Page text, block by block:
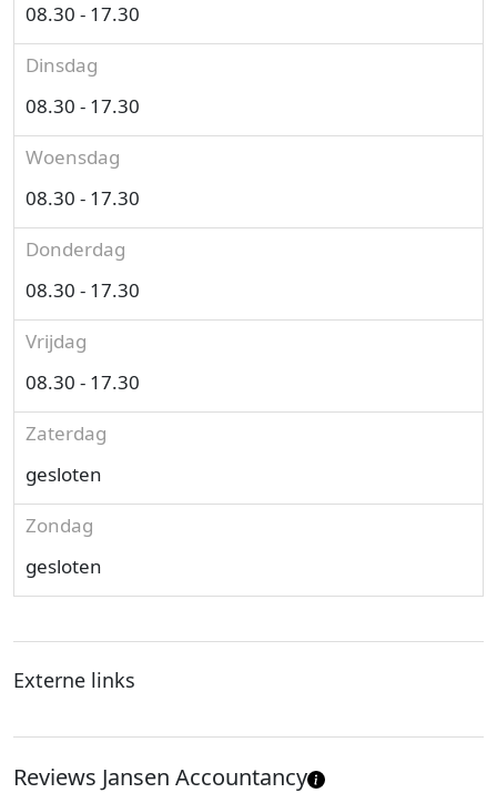
08.30 - 17.30
Dinsdag
08.30 - 17.30
Woensdag
08.30 - 17.30
Donderdag
08.30 - 17.30
Vrijdag
08.30 - 17.30
Zaterdag
gesloten
Zondag
gesloten
Externe links
Reviews Jansen Accountancy